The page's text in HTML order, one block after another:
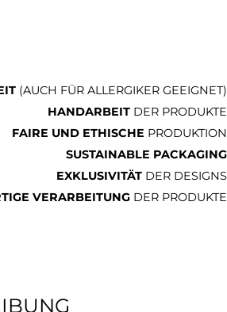
(AUCH FÜR ALLERGIKER GEEIGNET)
HANDARBEIT DER PRODUKTE
FAIRE UND ETHISCHE PRODUKTION
SUSTAINABLE PACKAGING
EXKLUSIVITÄT DER DESIGNS
VERARBEITUNG DER PRODUKTE